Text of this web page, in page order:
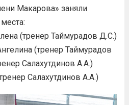
Макарова» заняли
(тренер Таймурадов Д.С.)
(тренер Таймурадов
Салахутдинов А.А.)
Салахутдинов А.А.)